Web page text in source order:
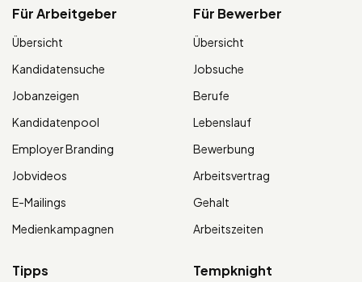
Für Arbeitgeber
Übersicht
Kandidatensuche
Jobanzeigen
Kandidatenpool
Employer Branding
Jobvideos
E-Mailings
Medienkampagnen
Für Bewerber
Übersicht
Jobsuche
Berufe
Lebenslauf
Bewerbung
Arbeitsvertrag
Gehalt
Arbeitszeiten
Tipps Tempknight